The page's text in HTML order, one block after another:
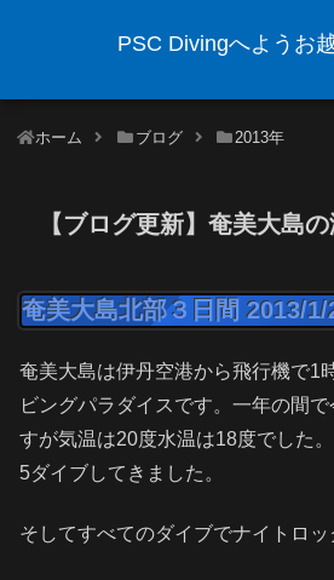
PSC Divingへようお
ホーム ブログ 2013年
【ブログ更新】奄美大島
奄美大島北部３日間 2013/1/
奄美大島は伊丹空港から飛行機で1
ビングパラダイスです。一年の間
すが気温は20度水温は18度でした
5ダイブしてきました。
そしてすべてのダイブでナイトロッ